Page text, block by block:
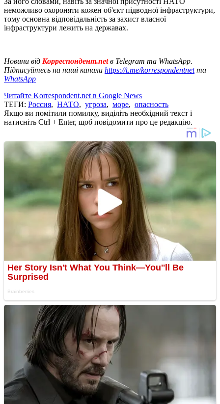
неможливо охороняти кожен об'єкт підводної інфраструктури,
тому основна відповідальність за захист власної
інфраструктури лежить на державах.
Новини від Корреспондент.netв Telegram та WhatsApp.
Підписуйтесь на наші канали https://t.me/korrespondentnetта
WhatsApp
Читайте Korrespondent.net в Google News
ТЕГИ: Россия, НАТО, угроза, море, опасность
Якщо ви помітили помилку, виділіть необхідний текст і
натисніть Ctrl + Enter, щоб повідомити про це редакцію.